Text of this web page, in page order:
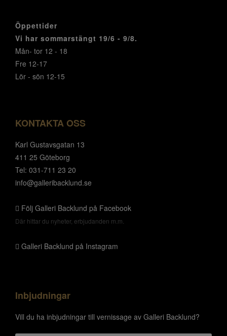
Öppettider
Vi har sommarstängt 19/6 - 9/8.
Mån- tor 12 - 18
Fre 12-17
Lör - sön 12-15
KONTAKTA OSS
Karl Gustavsgatan 13
411 25 Göteborg
Tel: 031-711 23 20
info@galleribacklund.se
Följ Galleri Backlund på Facebook
Där hittar du nyheter, erbjudanden m.m.
Galleri Backlund på Instagram
Inbjudningar
Vill du ha inbjudningar till vernissage av Galleri Backlund?